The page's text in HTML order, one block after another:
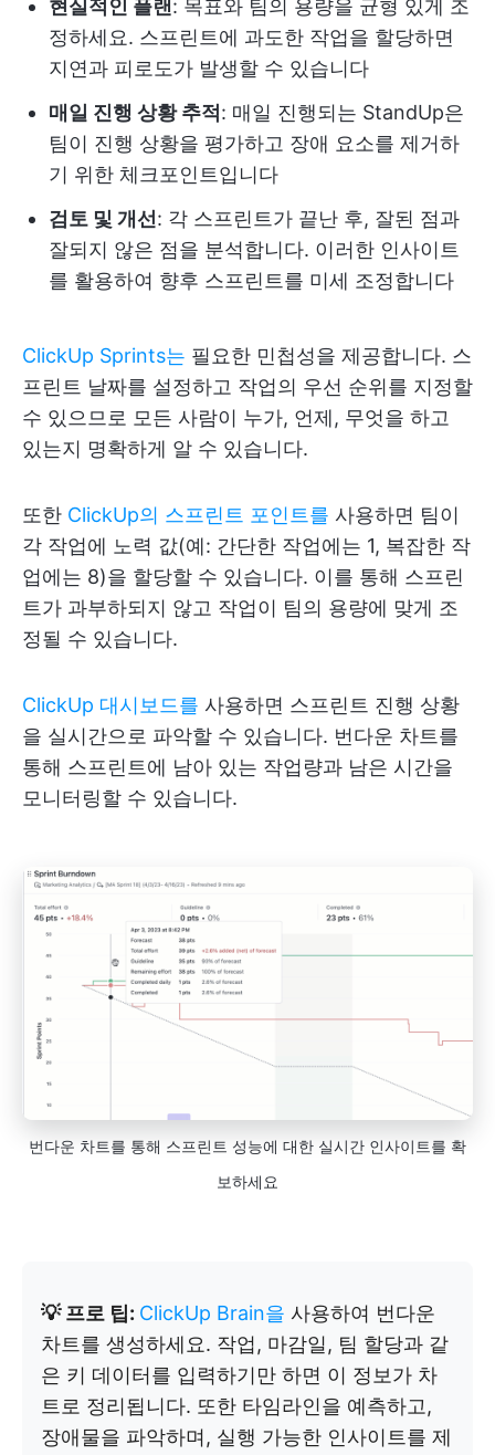
현실적인 플랜 : 목표와 팀의 용량을 균형 있게 조
정하세요. 스프린트에 과도한 작업을 할당하면
지연과 피로도가 발생할 수 있습니다
매일 진행 상황 추적 : 매일 진행되는 StandUp은
팀이 진행 상황을 평가하고 장애 요소를 제거하
기 위한 체크포인트입니다
검토 및 개선 : 각 스프린트가 끝난 후, 잘된 점과
잘되지 않은 점을 분석합니다. 이러한 인사이트
를 활용하여 향후 스프린트를 미세 조정합니다
ClickUp Sprints는 필요한 민첩성을 제공합니다. 스
프린트 날짜를 설정하고 작업의 우선 순위를 지정할
수 있으므로 모든 사람이 누가, 언제, 무엇을 하고
있는지 명확하게 알 수 있습니다.
또한 ClickUp의 스프린트 포인트를 사용하면 팀이
각 작업에 노력 값(예: 간단한 작업에는 1, 복잡한 작
업에는 8)을 할당할 수 있습니다. 이를 통해 스프린
트가 과부하되지 않고 작업이 팀의 용량에 맞게 조
정될 수 있습니다.
ClickUp 대시보드를 사용하면 스프린트 진행 상황
을 실시간으로 파악할 수 있습니다. 번다운 차트를
통해 스프린트에 남아 있는 작업량과 남은 시간을
모니터링할 수 있습니다.
번다운 차트를 통해 스프린트 성능에 대한 실시간 인사이트를 확
보하세요
💡 프로 팁: ClickUp Brain을 사용하여 번다운
차트를 생성하세요. 작업, 마감일, 팀 할당과 같
은 키 데이터를 입력하기만 하면 이 정보가 차
트로 정리됩니다. 또한 타임라인을 예측하고,
장애물을 파악하며, 실행 가능한 인사이트를 제